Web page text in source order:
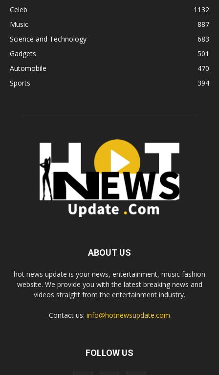
Celeb
1132
Music
887
Science and Technology
683
Gadgets
501
Automobile
470
Sports
394
ABOUT US
hot news update is your news, entertainment, music fashion
website. We provide you with the latest breaking news and
videos straight from the entertainment industry.
Contact us: info@hotnewsupdate.com
FOLLOW US